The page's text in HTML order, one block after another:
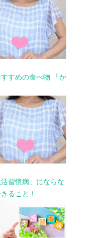
すめの食べ物 「か
習慣病」にならな
ること！